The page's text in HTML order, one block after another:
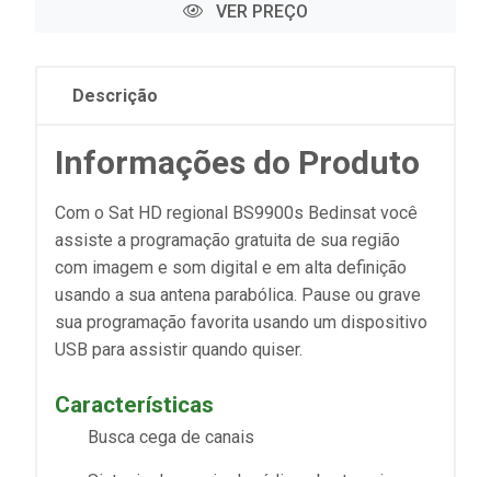
VER PREÇO
Descrição
Informações do Produto
Com o Sat HD regional BS9900s Bedinsat você
assiste a programação gratuita de sua região
com imagem e som digital e em alta definição
usando a sua antena parabólica. Pause ou grave
sua programação favorita usando um dispositivo
USB para assistir quando quiser.
Características
Busca cega de canais